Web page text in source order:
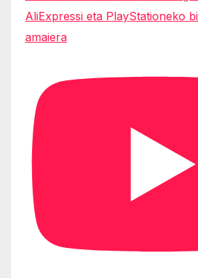
AliExpressi eta PlayStationeko
amaiera